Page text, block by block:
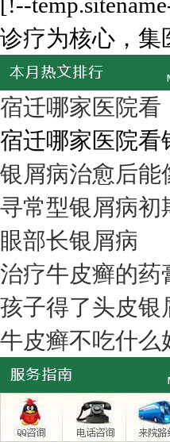
诊疗为核心，集
宿迁哪家医院看
宿迁哪家医院看
银屑病治愈后能
寻常型银屑病初
眼部长银屑病
治疗牛皮癣的药
孩子得了头皮银
牛皮癣不吃什么